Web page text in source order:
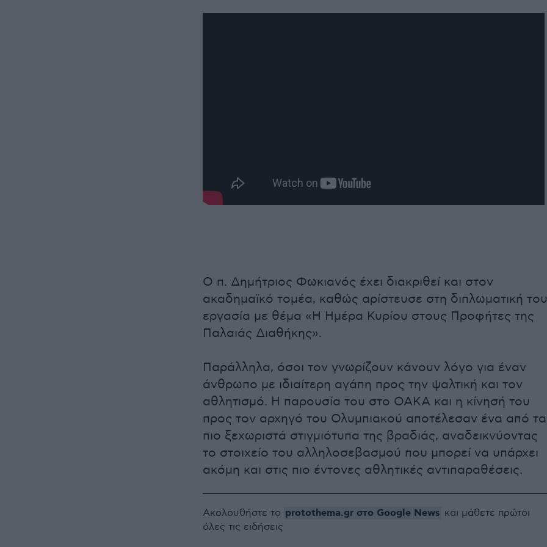
Ο π. Δημήτριος Φωκιανός έχει διακριθεί και στον
ακαδημαϊκό τομέα, καθώς αρίστευσε στη διπλωματική του
εργασία με θέμα «Η Ημέρα Κυρίου στους Προφήτες της
Παλαιάς Διαθήκης».
Παράλληλα, όσοι τον γνωρίζουν κάνουν λόγο για έναν
άνθρωπο με ιδιαίτερη αγάπη προς την ψαλτική και τον
αθλητισμό. Η παρουσία του στο ΟΑΚΑ και η κίνησή του
προς τον αρχηγό του Ολυμπιακού αποτέλεσαν ένα από τα
πιο ξεχωριστά στιγμιότυπα της βραδιάς, αναδεικνύοντας
το στοιχείο του αλληλοσεβασμού που μπορεί να υπάρχει
ακόμη και στις πιο έντονες αθλητικές αντιπαραθέσεις.
Ακολουθήστε το protothema.gr στο Google News και μάθετε πρώτοι
όλες τις ειδήσεις